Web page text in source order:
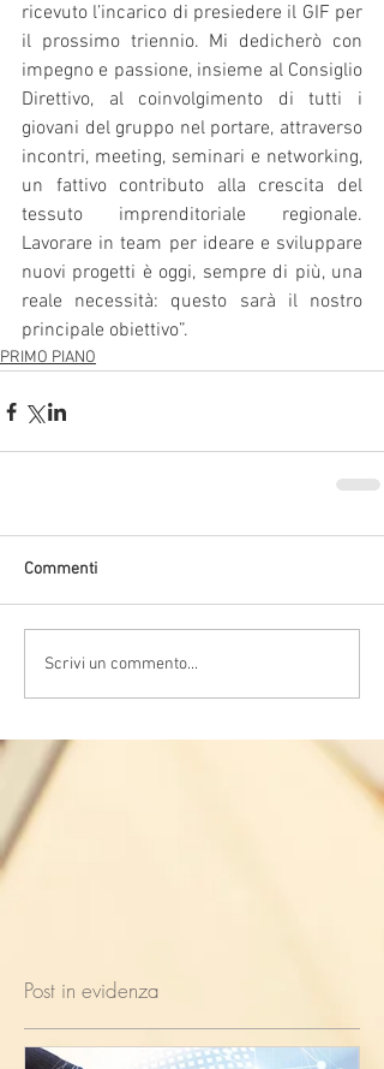
ricevuto l’incarico di presiedere il GIF per
il prossimo triennio. Mi dedicherò con
impegno e passione, insieme al Consiglio
Direttivo, al coinvolgimento di tutti i
giovani del gruppo nel portare, attraverso
incontri, meeting, seminari e networking,
un fattivo contributo alla crescita del
tessuto imprenditoriale regionale.
Lavorare in team per ideare e sviluppare
nuovi progetti è oggi, sempre di più, una
reale necessità: questo sarà il nostro
principale obiettivo”.
PRIMO PIANO
Commenti
Scrivi un commento...
Post in evidenza